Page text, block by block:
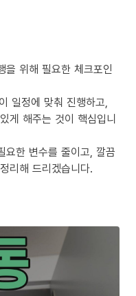
을 위해 필요한 체크포인
일정에 맞춰 진행하고,
게 해주는 것이 핵심입니
요한 변수를 줄이고, 깔끔
리해 드리겠습니다.